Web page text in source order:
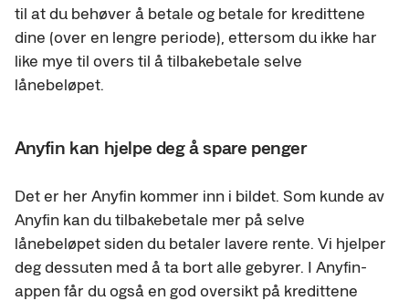
til at du behøver å betale og betale for kredittene
dine (over en lengre periode), ettersom du ikke har
like mye til overs til å tilbakebetale selve
lånebeløpet.
Anyfin kan hjelpe deg å spare penger
Det er her Anyfin kommer inn i bildet. Som kunde av
Anyfin kan du tilbakebetale mer på selve
lånebeløpet siden du betaler lavere rente. Vi hjelper
deg dessuten med å ta bort alle gebyrer. I Anyfin-
appen får du også en god oversikt på kredittene